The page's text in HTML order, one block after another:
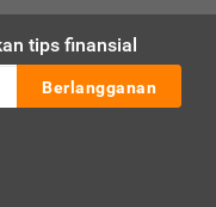
tips finansial
Berlangganan